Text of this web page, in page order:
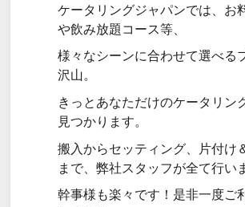
ケータリングジャパンでは、お
や飲み放題コース等、
様々なシーンに合わせて選べる
沢山。
きっとあなただけのケータリン
見つかります。
搬入からセッティング、片付け
まで、弊社スタッフが全て行い
幹事様も楽々です！是非一度ご